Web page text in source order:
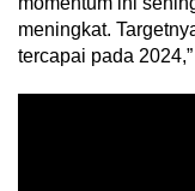
meningkat.
tercapai pada